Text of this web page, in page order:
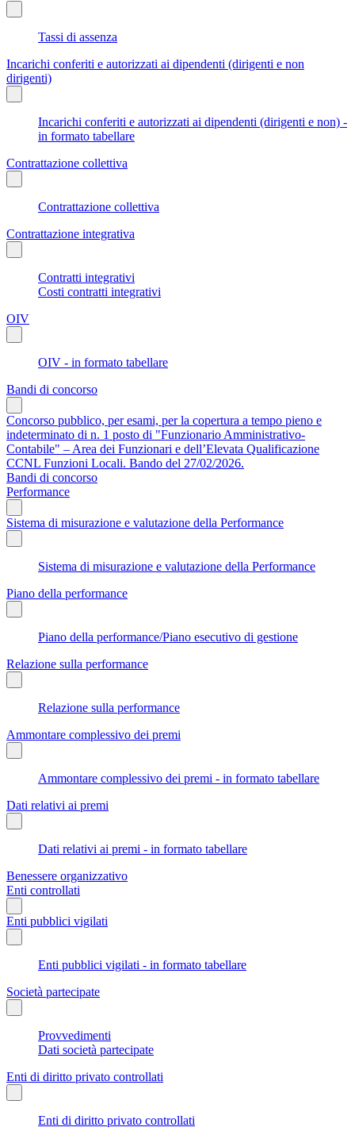
Tassi di assenza
Incarichi conferiti e autorizzati ai dipendenti (dirigenti e non
dirigenti)
Incarichi conferiti e autorizzati ai dipendenti (dirigenti e non) -
in formato tabellare
Contrattazione collettiva
Contrattazione collettiva
Contrattazione integrativa
Contratti integrativi
Costi contratti integrativi
OIV
OIV - in formato tabellare
Bandi di concorso
Concorso pubblico, per esami, per la copertura a tempo pieno e
indeterminato di n. 1 posto di "Funzionario Amministrativo-
Contabile" – Area dei Funzionari e dell’Elevata Qualificazione
CCNL Funzioni Locali. Bando del 27/02/2026.
Bandi di concorso
Performance
Sistema di misurazione e valutazione della Performance
Sistema di misurazione e valutazione della Performance
Piano della performance
Piano della performance/Piano esecutivo di gestione
Relazione sulla performance
Relazione sulla performance
Ammontare complessivo dei premi
Ammontare complessivo dei premi - in formato tabellare
Dati relativi ai premi
Dati relativi ai premi - in formato tabellare
Benessere organizzativo
Enti controllati
Enti pubblici vigilati
Enti pubblici vigilati - in formato tabellare
Società partecipate
Provvedimenti
Dati società partecipate
Enti di diritto privato controllati
Enti di diritto privato controllati